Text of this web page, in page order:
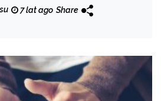
7 lat ago Share